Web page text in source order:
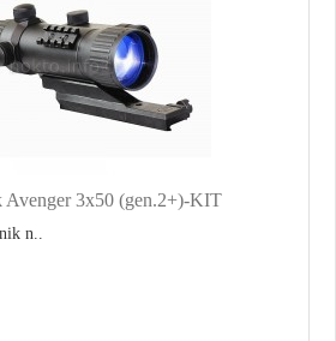
3x50 (gen.2+)-KIT
n..